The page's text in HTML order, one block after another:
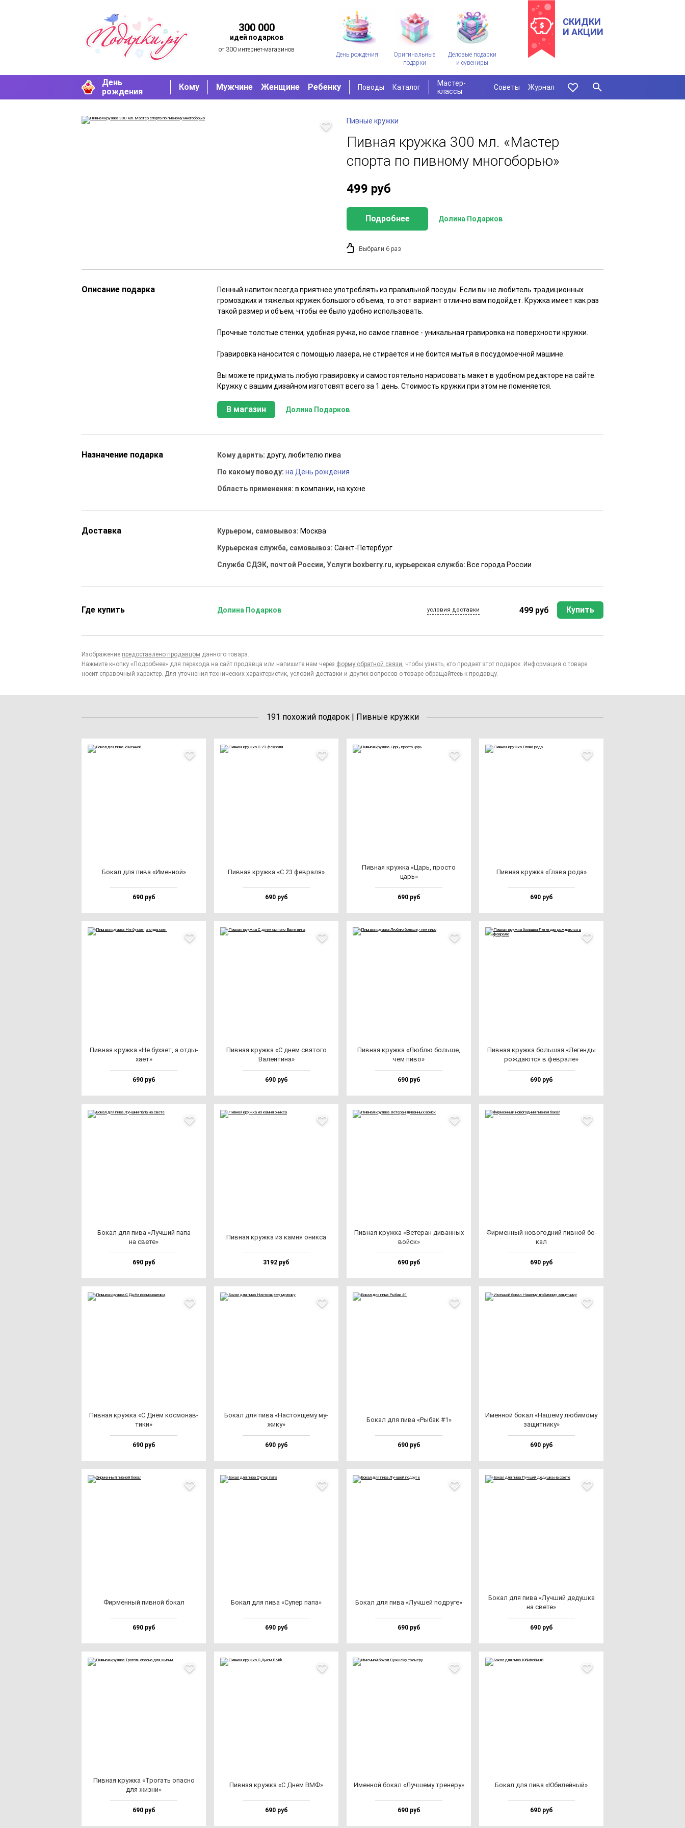
300 000
идей подарков
от 300 интернет-магазинов
День рождения
Оригинальные
подарки
Деловые подарки
и сувениры
СКИДКИ
И АКЦИИ
День
рождения
Кому Мужчине Женщине Ребенку Поводы Каталог
Мастер-
классы
Советы Журнал
Пивные кружки
Пивная кружка 300 мл. «Мастер
спорта по пивному многоборью»
499 руб
Подробнее Долина Подарков
Выбрали 6 раз
Описание подарка
Пенный напиток всегда приятнее употреблять из правильной посуды. Если вы не любитель традиционных
громоздких и тяжелых кружек большого объема, то этот вариант отлично вам подойдет. Кружка имеет как раз
такой размер и объем, чтобы ее было удобно использовать.
Прочные толстые стенки, удобная ручка, но самое главное - уникальная гравировка на поверхности кружки.
Гравировка наносится с помощью лазера, не стирается и не боится мытья в посудомоечной машине.
Вы можете придумать любую гравировку и самостоятельно нарисовать макет в удобном редакторе на сайте.
Кружку с вашим дизайном изготовят всего за 1 день. Стоимость кружки при этом не поменяется.
В магазин Долина Подарков
Назначение подарка Кому дарить:другу, любителю пива
По какому поводу:на День рождения
Область применения:в компании, на кухне
Доставка Курьером, самовывоз: Москва
Курьерская служба, самовывоз:Санкт-Петербург
Служба СДЭК, почтой России, Услуги boxberry.ru, курьерская служба: Все города России
Где купить Долина Подарков условия доставки 499 руб Купить
Изображение предоставлено продавцом данного товара.
Нажмите кнопку «Подробнее» для перехода на сайт продавца или напишите нам через форму обратной связи, чтобы узнать, кто продает этот подарок. Информация о товаре
носит справочный характер. Для уточнения технических характеристик, условий доставки и других вопросов о товаре обращайтесь к продавцу.
191 похожий подарок | Пивные кружки
Бокал для пи­ва «Имен­ной»
690 руб
Пив­ная круж­ка «С 23 фев­ра­ля»
690 руб
Пив­ная круж­ка «Царь, прос­то
царь»
690 руб
Пив­ная круж­ка «Гла­ва ро­да»
690 руб
Пив­ная круж­ка «Не бу­ха­ет, а от­ды­
ха­ет»
690 руб
Пив­ная круж­ка «С днем свя­то­го
Вален­ти­на»
690 руб
Пив­ная круж­ка «Люб­лю боль­ше,
чем пи­во»
690 руб
Пив­ная круж­ка боль­шая «Леген­ды
рож­да­ют­ся в фев­ра­ле»
690 руб
Бокал для пи­ва «Луч­ший па­па
на све­те»
690 руб
Пив­ная круж­ка из кам­ня оник­са
3192 руб
Пив­ная круж­ка «Вете­ран ди­ван­ных
вой­ск»
690 руб
Фир­мен­ный но­во­год­ний пив­ной бо­
кал
690 руб
Пив­ная круж­ка «С Днём кос­мо­нав­
ти­ки»
690 руб
Бокал для пи­ва «Нас­то­яще­му му­
жи­ку»
690 руб
Бокал для пи­ва «Рыбак #1»
690 руб
Имен­ной бо­кал «Наше­му лю­би­мо­му
за­щит­ни­ку»
690 руб
Фир­мен­ный пив­ной бо­кал
690 руб
Бокал для пи­ва «Супер па­па»
690 руб
Бокал для пи­ва «Луч­шей под­ру­ге»
690 руб
Бокал для пи­ва «Луч­ший де­душ­ка
на све­те»
690 руб
Пив­ная круж­ка «Тро­гать опас­но
для жиз­ни»
690 руб
Пив­ная круж­ка «С Днем ВМФ»
690 руб
Имен­ной бо­кал «Луч­ше­му тре­не­ру»
690 руб
Бокал для пи­ва «Юби­лей­ный»
690 руб